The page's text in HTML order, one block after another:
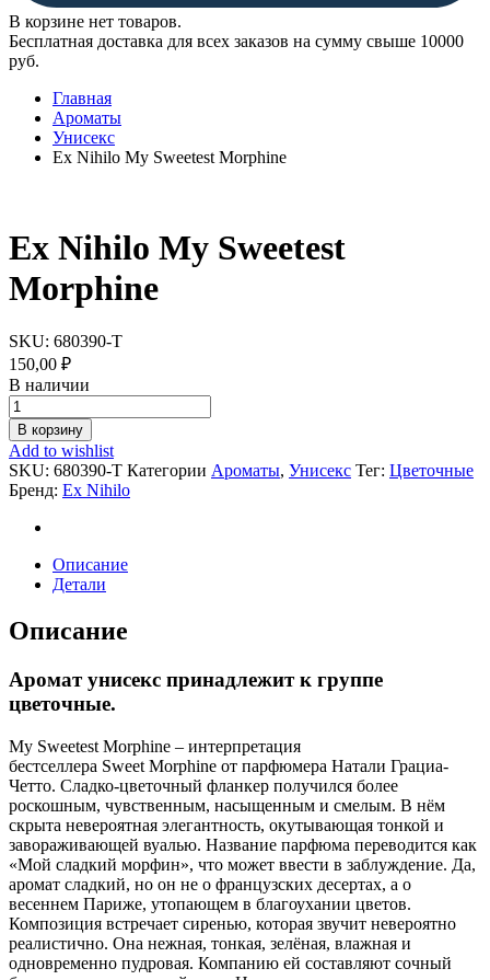
В корзине нет товаров.
Бесплатная доставка для всех заказов на сумму свыше 10000
руб.
Главная
Ароматы
Унисекс
Ex Nihilo My Sweetest Morphine
Ex Nihilo My Sweetest
Morphine
SKU: 680390-T
150,00 ₽
В наличии
Ex
Nihilo
My
Sweetest
Morphine
quantity
В корзину
Add to wishlist
SKU: 680390-T Категории Ароматы, Унисекс Тег: Цветочные
Бренд: Ex Nihilo
Описание
Детали
Описание
Аромат унисекс принадлежит к группе
цветочные.
My Sweetest Morphine – интерпретация
бестселлера Sweet Morphine от парфюмера Натали Грациа-
Четто. Сладко-цветочный фланкер получился более
роскошным, чувственным, насыщенным и смелым. В нём
скрыта невероятная элегантность, окутывающая тонкой и
завораживающей вуалью. Название парфюма переводится как
«Мой сладкий морфин», что может ввести в заблуждение. Да,
аромат сладкий, но он не о французских десертах, а о
весеннем Париже, утопающем в благоухании цветов.
Композиция встречает сиренью, которая звучит невероятно
реалистично. Она нежная, тонкая, зелёная, влажная и
одновременно пудровая. Компанию ей составляют сочный